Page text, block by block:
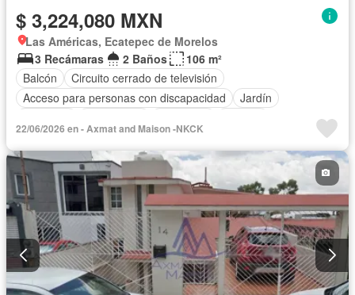
$ 3,224,080 MXN
Las Américas, Ecatepec de Morelos
3 Recámaras
2 Baños
106 m²
Balcón
Circuito cerrado de televisión
Acceso para personas con discapacidad
Jardín
22/06/2026 en - Axmat and Maison -NKCK